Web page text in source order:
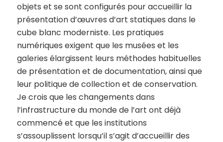
objets et se sont configurés pour accueillir la
présentation d’œuvres d’art statiques dans le
cube blanc moderniste. Les pratiques
numériques exigent que les musées et les
galeries élargissent leurs méthodes habituelles
de présentation et de documentation, ainsi que
leur politique de collection et de conservation.
Je crois que les changements dans
l’infrastructure du monde de l’art ont déjà
commencé et que les institutions
s’assouplissent lorsqu’il s’agit d’accueillir des